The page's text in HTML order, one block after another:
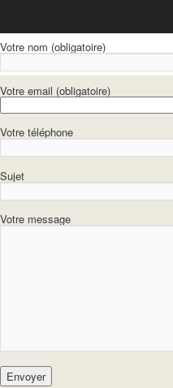
Votre nom (obligatoire)
Votre email (obligatoire)
Votre téléphone
Sujet
Votre message